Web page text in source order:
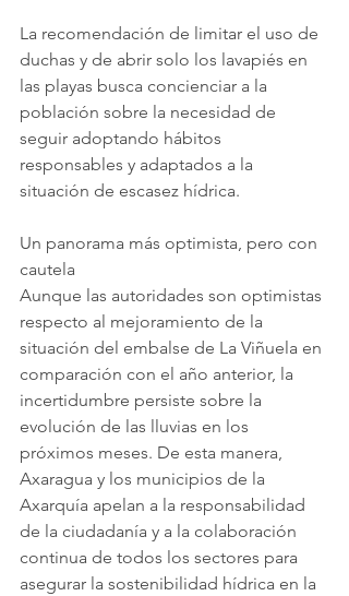
La recomendación de limitar el uso de
duchas y de abrir solo los lavapiés en
las playas busca concienciar a la
población sobre la necesidad de
seguir adoptando hábitos
responsables y adaptados a la
situación de escasez hídrica.
Un panorama más optimista, pero con
cautela
Aunque las autoridades son optimistas
respecto al mejoramiento de la
situación del embalse de La Viñuela en
comparación con el año anterior, la
incertidumbre persiste sobre la
evolución de las lluvias en los
próximos meses. De esta manera,
Axaragua y los municipios de la
Axarquía apelan a la responsabilidad
de la ciudadanía y a la colaboración
continua de todos los sectores para
asegurar la sostenibilidad hídrica en la